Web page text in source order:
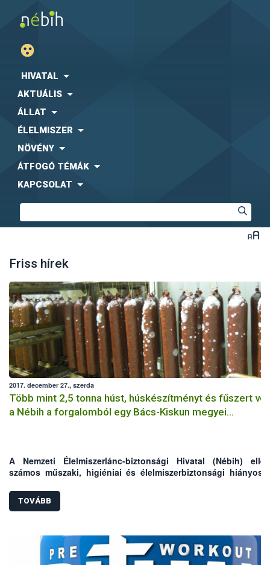
HIVATAL
AKTUÁLIS
ÁLLAT
ÉLELMISZER
NÖVÉNY
ÁTFOGÓ TÉMÁK
KAPCSOLAT
Friss hírek
2017. december 27., szerda
Több mint 2,5 tonna húst, húskészítményt és fűszert
a Nébih a forgalomból egy Bács-Kiskun megyei
A Nemzeti Élelmiszerlánc-biztonsági Hivatal (Nébih)
számos műszaki, higiéniai és élelmiszerbiztonsági
hatóság az ellenőrzés során 2580 kg hús, húskészítmény és
forgalomba hozatalát tiltotta meg, valamint elrendelte az
TOVÁBB